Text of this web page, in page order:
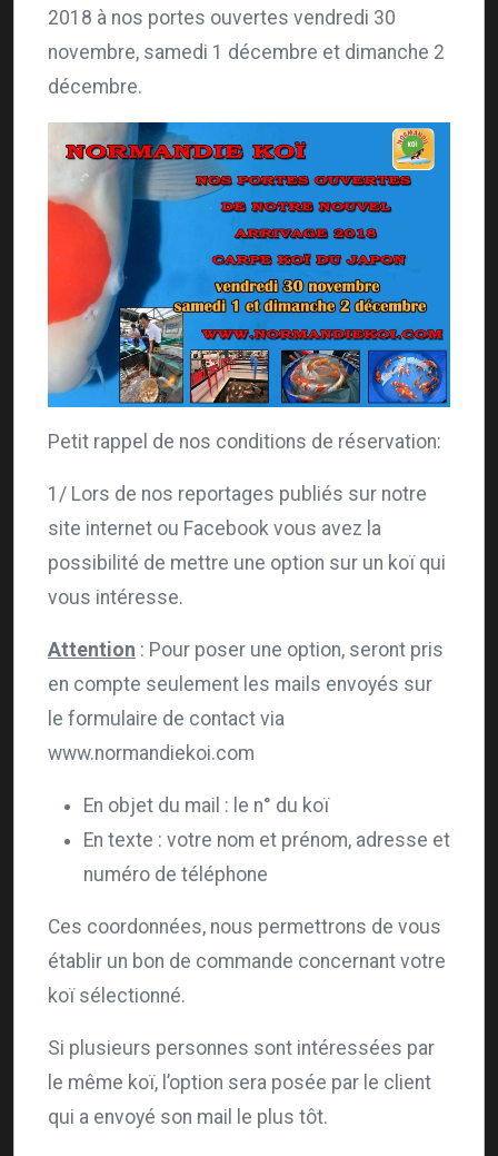
2018 à nos portes ouvertes vendredi 30
novembre, samedi 1 décembre et dimanche 2
décembre.
Petit rappel de nos conditions de réservation:
1/ Lors de nos reportages publiés sur notre
site internet ou Facebook vous avez la
possibilité de mettre une option sur un koï qui
vous intéresse.
Attention : Pour poser une option, seront pris
en compte seulement les mails envoyés sur
le formulaire de contact via
www.normandiekoi.com
En objet du mail : le n° du koï
En texte : votre nom et prénom, adresse et
numéro de téléphone
Ces coordonnées, nous permettrons de vous
établir un bon de commande concernant votre
koï sélectionné.
Si plusieurs personnes sont intéressées par
le même koï, l’option sera posée par le client
qui a envoyé son mail le plus tôt.